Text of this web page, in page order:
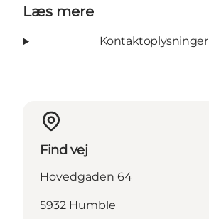
Læs mere
Kontaktoplysninger
Find vej
Hovedgaden 64
5932 Humble